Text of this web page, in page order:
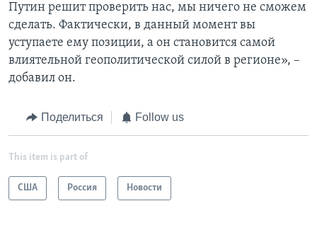
Путин решит проверить нас, мы ничего не сможем
сделать. Фактически, в данный момент вы
уступаете ему позиции, а он становится самой
влиятельной геополитической силой в регионе», –
добавил он.
Поделиться Follow us
This item is part of
США Россия Новости